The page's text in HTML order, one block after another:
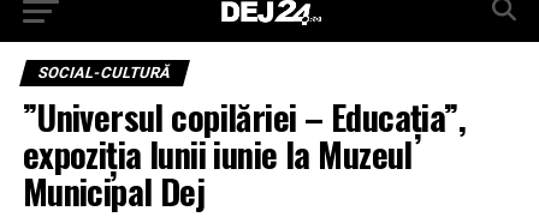
SOCIAL-CULTURĂ
”Universul copilăriei – Educația”,
expoziția lunii iunie la Muzeul
Municipal Dej